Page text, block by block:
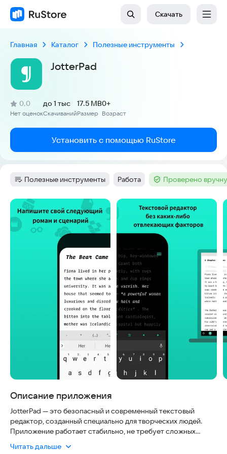
Скачать
Главная Каталог Полезные инструменты
JotterPad
Рейтинг:
0,0
(
Нет оценок
)
Скачиваний
до 1 тыс
Размер
17.5 MB
Возраст
0+
Установить с помощью RuStore
Категория:
Полезные инструменты Тег:
Работа Тег :Проверено
Скриншоты
Описание приложения
JotterPad — это безопасный и современный текстовый
редактор, созданный специально для творческих людей.
Приложение работает стабильно, не требует сложных
обновлениям. Оно идеально подходит для написания книг,
Читать дальше